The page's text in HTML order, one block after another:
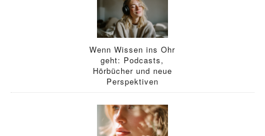
Wenn Wissen ins Ohr
geht: Podcasts,
Hörbücher und neue
Perspektiven